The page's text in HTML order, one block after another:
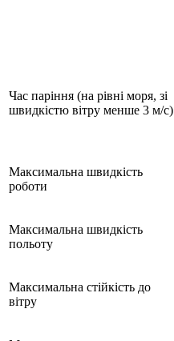
Час паріння (на рівні моря, зі
швидкістю вітру менше 3 м/с)
Максимальна швидкість
роботи
Максимальна швидкість
польоту
Максимальна стійкість до
вітру